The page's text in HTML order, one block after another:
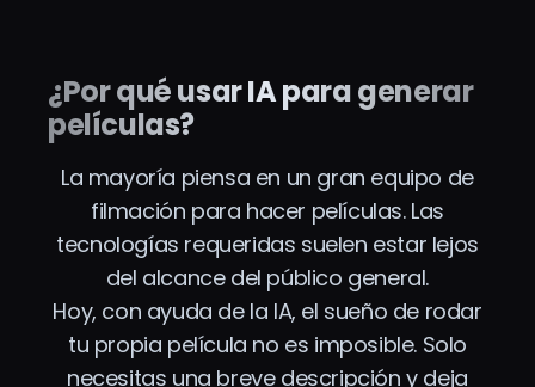
¿Por qué usar IA para generar
películas?
La mayoría piensa en un gran equipo de
filmación para hacer películas. Las
tecnologías requeridas suelen estar lejos
del alcance del público general.
Hoy, con ayuda de la IA, el sueño de rodar
tu propia película no es imposible. Solo
necesitas una breve descripción y deja